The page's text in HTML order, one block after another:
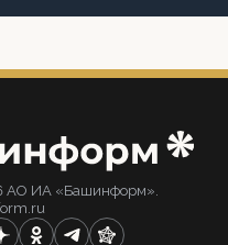
АО ИА «Башинформ».